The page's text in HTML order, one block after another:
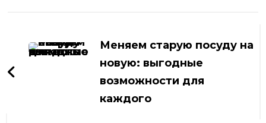
по
записям
Меняем старую посуду на
новую: выгодные
возможности для
каждого